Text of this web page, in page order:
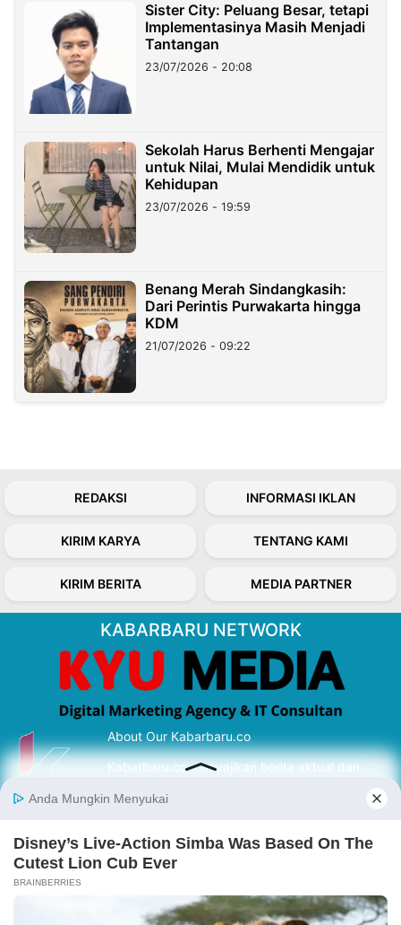
Sister City: Peluang Besar, tetapi
Implementasinya Masih Menjadi
Tantangan
23/07/2026 - 20:08
Sekolah Harus Berhenti Mengajar
untuk Nilai, Mulai Mendidik untuk
Kehidupan
23/07/2026 - 19:59
Benang Merah Sindangkasih:
Dari Perintis Purwakarta hingga
KDM
21/07/2026 - 09:22
REDAKSI INFORMASI IKLAN
KIRIM KARYA TENTANG KAMI
KIRIM BERITA MEDIA PARTNER
KABARBARU NETWORK
About Our Kabarbaru.co
Kabarbaru.co menyajikan berita aktual dan
serta terverifikasi dari sumber yang tepat.
Follow Kabarbaru